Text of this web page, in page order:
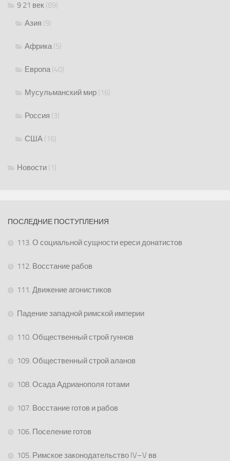
9 21 век (89)
Азия (9)
Африка(5)
Европа(40)
Мусульманский мир (16)
Россия (3)
США (16)
Новости (1)
ПОСЛЕДНИЕ ПОСТУПЛЕНИЯ
113. О социальной сущности ереси донатистов
112. Восстание рабов
111. Движение агонистиков
Падение западной римской империи
110. Общественный строй гуннов
109. Общественный строй аланов
108. Осада Адрианополя готами
107. Восстание готов и рабов
106. Поселение готов
105. Римское законодательство IV–V вв